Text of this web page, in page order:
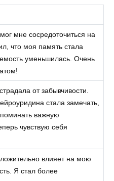
мне сосредоточиться на
что моя память стала
уменьшилась. Очень
от забывчивости.
стала замечать,
важную
чувствую себя
влияет на мою
Я стал более